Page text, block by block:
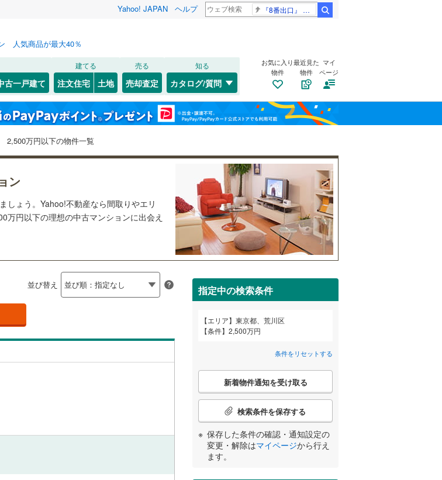
Yahoo! JAPAN ヘルプ 『8番出口』 金ロー
人気商品が最大40％
古一戸建て
建てる
注文住宅 土地
売る
売却査定
知る
カタログ/質問
お気に入り
物件
最近見た
物件
マイ
ページ
2,500万円以下の物件一覧
ン
しょう。Yahoo!不動産なら間取りやエリ
万円以下の理想の中古マンションに出会え
並び替え 指定中の検索条件
エリア
東京都、荒川区
条件
2,500万円
条件をリセットする
こ
検
条
件
新着物件通知を受け取る
検索条件を保存する
保存した条件の確認・通知設定の
変更・解除はマイページから行え
ます。
城 秋田 山形 福島
玉 千葉
静岡 三重
和歌山
山 広島 山口
高知
崎 鹿児島
条件をリセットする
中央区(27) 港区(38)
文京区(48) 渋谷区(46)
北区(57)
江東区(42)
葛飾区(81)
中野区(92) 杉並区(144)
目黒区(35)
世田谷区(156)
立川市(30) 武蔵野市(15)
町田市(29)
(1)
東大和市(9)
武蔵村山市(5)
羽村市 ( 21)
条件をリセットする
西尾久(12) 西日暮里(3)
南千住(1)
条件をリセットする
常磐線(10) 高崎線(10)
湘南新宿ライン（前橋～小田原）
(0)
総武本線(0)
武蔵野線(0) 横浜線(0)
青梅線 0)
京浜東北線(13)
埼京線(0) 総武線(0)
山形新幹線(0)
北陸新幹線(0) 東海道新幹線(0)
東京メトロ丸ノ内線 ( 0) 東京メトロ丸ノ内方南支線
東京メトロ半蔵門線(0) 東京メトロ南北線
京成押上線 (0)
東武伊勢崎線(0)
西武池袋線 ( 0 )
西武新宿線(0)
条件をリセットする
条件をリセットする
築古・築30年以上（21）
自転車置き場（
バイク置き場 （3）
オートロック（6） 防犯カメラ（2）
24時間有人管理（0）
2階以上（25）
最上階（0）
制震構造（0）
低層マンション（4階建て以
下）（3
条件をリセットする
索条件を保存しました
件通知は、 マイページから設定できます。
保存した条件を見る
荒川区、2,500万円
マイページ
お気に入りリストを見る
閉じる
お気に入りリストを見る
閉じる